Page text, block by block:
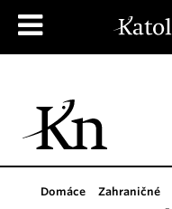
Domáce Zahraničné